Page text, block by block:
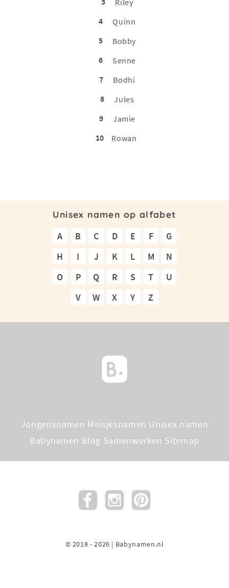
4
Quinn
5
Bobby
6
Senne
7
Bodhi
8
Jules
9
Jamie
10
Rowan
Unisex namen op alfabet
A B C D E F
G
H
I J K L M
N
O
P Q R S T
U
V
W X Y Z
Jongensnamen Meisjesnamen Unisex namen
Babynamen Blog Samenwerken Sitemap
© 2018 - 2026 | Babynamen.nl